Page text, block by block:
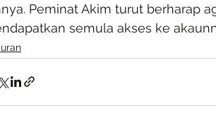
Peminat Akim turut berharap
semula akses ke